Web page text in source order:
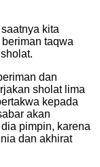
kita
taqwa
dan
sholat lima
kepada
akan
pimpin, karena
dan akhirat